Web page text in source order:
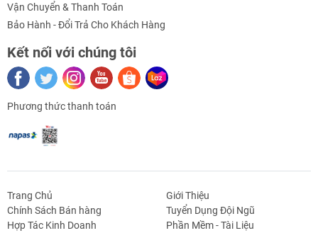
Vận Chuyển & Thanh Toán
Bảo Hành - Đổi Trả Cho Khách Hàng
Kết nối với chúng tôi
Phương thức thanh toán
Trang Chủ
Giới Thiệu
Chính Sách Bán hàng
Tuyển Dụng Đội Ngũ
Hợp Tác Kinh Doanh
Phần Mềm - Tài Liệu